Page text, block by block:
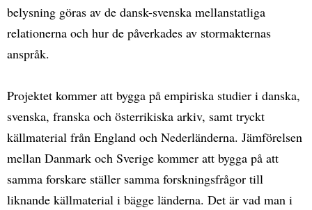
belysning göras av de dansk-svenska mellanstatliga
relationerna och hur de påverkades av stormakternas
anspråk.
Projektet kommer att bygga på empiriska studier i danska,
svenska, franska och österrikiska arkiv, samt tryckt
källmaterial från England och Nederländerna. Jämförelsen
mellan Danmark och Sverige kommer att bygga på att
samma forskare ställer samma forskningsfrågor till
liknande källmaterial i bägge länderna. Det är vad man i